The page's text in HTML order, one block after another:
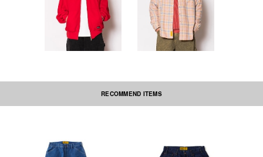
素材の性質上、多少収縮する可能性があります。洗濯後、形を整えて干して
下さい。なお自動乾燥機(タンブラー)の御使用はおさけ下さい。アイロンを
かける際には必ず当て布をしてください。ネーム部分にはアイロンを当てな
いで下さい。この商品は特殊染料を使用した製品染めを施しています。摩擦
や汗、雨水、湿気等により、色落ち・色移りする場合があります。淡色の衣
類（特に白いもの）との着用は避け、保管も他の衣料と少し間隔をあけてく
整えて干してください。また、風合いを重視した加工のため多少の色ムラや
表面に毛玉がある場合もあります。予めご了承ください。
RECOMMEND ITEMS